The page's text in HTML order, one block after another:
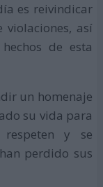
es reivindicar
así
de esta
un homenaje
su vida para
y se
perdido sus